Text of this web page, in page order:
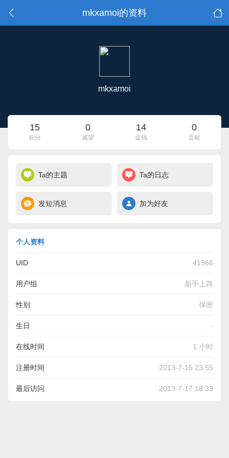
mkxamoi的资料
mkxamoi
15
积分
0
威望
14
金钱
0
贡献
Ta的主题 Ta的日志
发短消息 加为好友
个人资料
UID 41966
用户组 新手上路
性别 保密
生日 -
在线时间 1 小时
注册时间 2013-7-15 23:55
最后访问 2013-7-17 18:39